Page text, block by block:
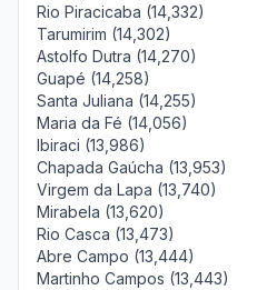
Rio Piracicaba (14,332)
Tarumirim (14,302)
Astolfo Dutra (14,270)
Guapé (14,258)
Santa Juliana (14,255)
Maria da Fé (14,056)
Ibiraci (13,986)
Chapada Gaúcha (13,953)
Virgem da Lapa (13,740)
Mirabela (13,620)
Rio Casca (13,473)
Abre Campo (13,444)
Martinho Campos (13,443)